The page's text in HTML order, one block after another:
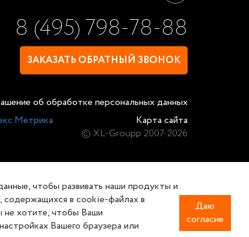
чтобы развивать наши продукты и
содержащихся в cookie-файлах в
не хотите, чтобы Ваши
Вашего браузера или
Даю
согласие
8 (495) 798-78-88
ЗАКАЗАТЬ ОБРАТНЫЙ ЗВОНОК
об обработке персональных данных
Карта сайта
© XL-Groupp 2007-2026
не является публичной офертой,